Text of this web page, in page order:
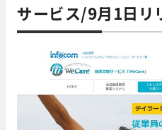
サービス/9月1日リ